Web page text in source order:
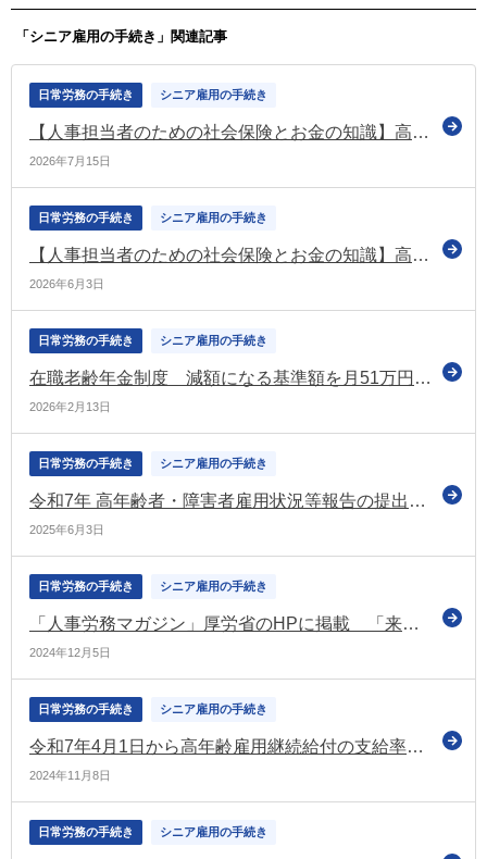
「シニア雇用の手続き」関連記事
日常労務の手続き シニア雇用の手続き
【人事担当者のための社会保険とお金の知識】高年齢再就職給付金
2026年7月15日
日常労務の手続き シニア雇用の手続き
【人事担当者のための社会保険とお金の知識】高年齢雇用継続基本給付金
2026年6月3日
日常労務の手続き シニア雇用の手続き
在職老齢年金制度 減額になる基準額を月51万円から月65万円に引き上げ（日本年金機構）
2026年2月13日
日常労務の手続き シニア雇用の手続き
令和7年 高年齢者・障害者雇用状況等報告の提出について（厚労省からご案内）
2025年6月3日
日常労務の手続き シニア雇用の手続き
「人事労務マガジン」厚労省のHPに掲載 「来年4月1日から高年齢雇用継続給付の支給率を変更します」などの情報を掲載
2024年12月5日
日常労務の手続き シニア雇用の手続き
令和7年4月1日から高年齢雇用継続給付の支給率を変更します（厚生労働省）
2024年11月8日
日常労務の手続き シニア雇用の手続き